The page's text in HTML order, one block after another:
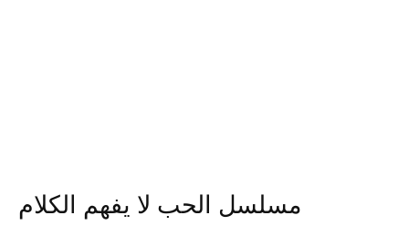
مسلسل الحب لا يفهم الكلام